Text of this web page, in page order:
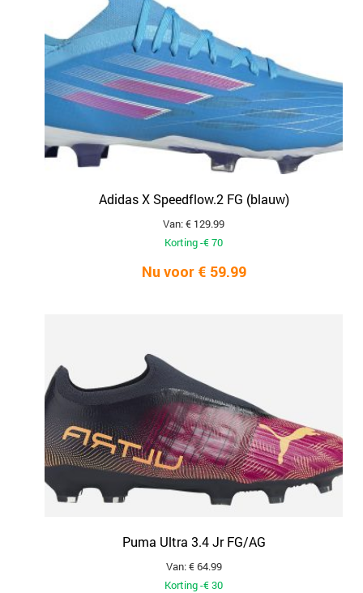
Adidas X Speedflow.2 FG (blauw)
Van: € 129.99
Korting -€ 70
Nu voor € 59.99
Puma Ultra 3.4 Jr FG/AG
Van: € 64.99
Korting -€ 30